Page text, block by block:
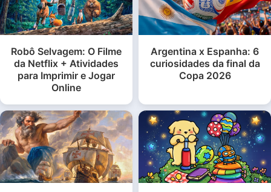
Robô Selvagem: O Filme
da Netflix + Atividades
para Imprimir e Jogar
Online
Argentina x Espanha: 6
curiosidades da final da
Copa 2026